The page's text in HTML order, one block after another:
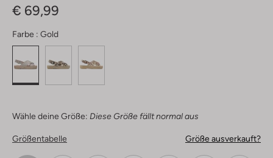
€ 69,99
Farbe : Gold
Wähle deine Größe: Diese Größe fällt normal aus
Größentabelle Größe ausverkauft?